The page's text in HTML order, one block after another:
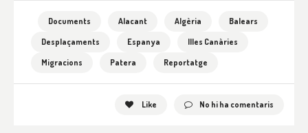
Documents Alacant Algèria
Balears
Desplaçaments
Espanya
Illes Canàries
Migracions
Patera Reportatge
Like No hi ha comentaris